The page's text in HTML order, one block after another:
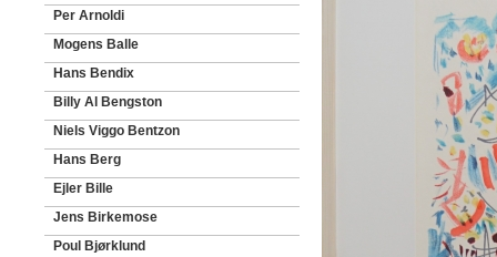
Per Arnoldi
Mogens Balle
Hans Bendix
Billy Al Bengston
Niels Viggo Bentzon
Hans Berg
Ejler Bille
Jens Birkemose
Poul Bjørklund